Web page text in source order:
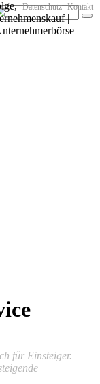
Datenschutz Kontakt
für Einsteiger.